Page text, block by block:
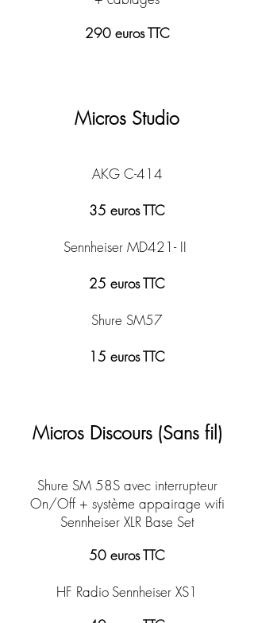
290 euros TTC
Micros Studio
AKG C-414
35 euros TTC
Sennheiser MD421- II
25 euros TTC
Shure SM57
15 euros TTC
Micros Discours (Sans fil)
Shure SM 58S avec interrupteur
On/Off + système appairage wifi
Sennheiser XLR Base Set
50 euros TTC
HF Radio Sennheiser XS1